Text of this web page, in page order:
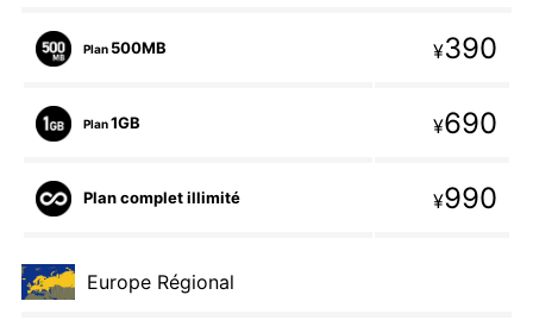
Plan 500MB ¥390
Plan1GB ¥690
Plan complet illimité ¥990
Europe Régional